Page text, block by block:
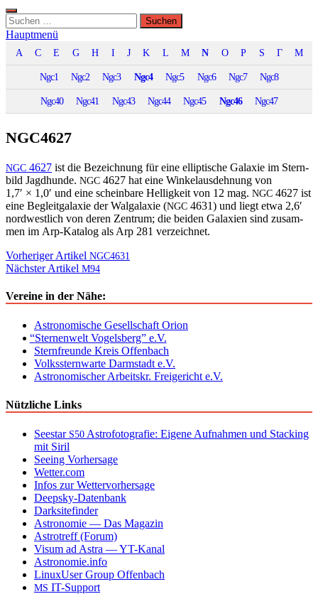
Suchen
nach:
Hauptmenü
A C E G H I J K L M N O P S Γ Μ
Ngc1 Ngc2 Ngc3 Ngc4 Ngc5 Ngc6 Ngc7 Ngc8
Ngc40 Ngc41 Ngc43 Ngc44 Ngc45 Ngc46 Ngc47
NGC4627
NGC 4627 ist die Beze­ich­nung für eine ellip­tis­che Galax­ie im Stern­
bild Jagdhunde. NGC 4627 hat eine Winke­laus­dehnung von
1,7′ × 1,0′ und eine schein­bare Hel­ligkeit von 12 mag. NGC 4627 ist
eine Begleit­galax­ie der Wal­galax­ie (NGC 4631) und liegt etwa 2,6′
nord­west­lich von deren Zen­trum; die bei­den Galax­ien sind zusam­
men im Arp-Kat­a­log als Arp 281 verzeichnet.
Beitragsnavigation
Vorheriger Artikel NGC4631
Nächster Artikel M94
Vereine in der Nähe:
Astronomische Gesellschaft Orion
“Sternenwelt Vogelsberg” e.V.
Sternfreunde Kreis Offenbach
Volkssternwarte Darmstadt e.V.
Astronomischer Arbeitskr. Freigericht e.V.
Nützliche Links
Seestar S50 Astrofotografie: Eigene Aufnahmen und Stacking
mit Siril
Seeing Vorhersage
Wetter.com
Infos zur Wettervorhersage
Deepsky-Datenbank
Darksitefinder
Astronomie — Das Magazin
Astrotreff (Forum)
Visum ad Astra — YT-Kanal
Astronomie.info
LinuxUser Group Offenbach
MS IT-Support